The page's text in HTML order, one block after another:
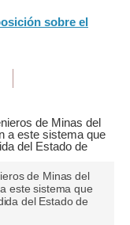
sobre el
de Minas del
este sistema que
del Estado de